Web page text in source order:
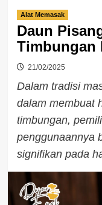
Alat Memasak
Daun
Timbungan
21/02/2025
Dalam tradisi
dalam membuat
timbungan,
penggunaannya
signifikan pada